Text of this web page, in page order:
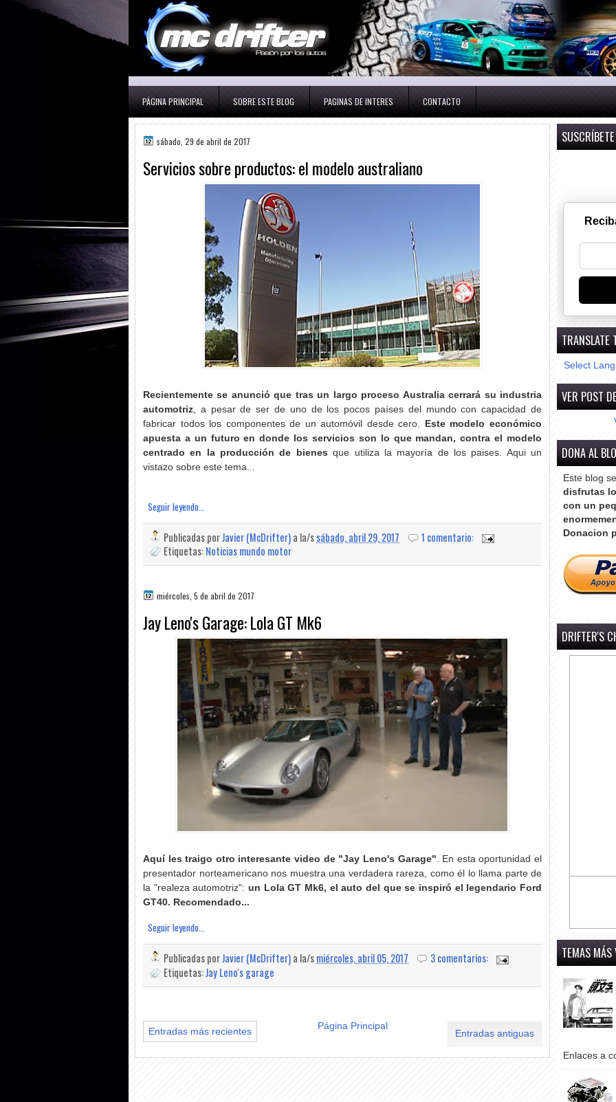
PÁGINA PRINCIPAL SOBRE ESTE BLOG PAGINAS DE INTERES CONTACTO
sábado, 29 de abril de 2017
Servicios sobre productos: el modelo australiano
Recientemente se anunció que tras un largo proceso Australia cerrará su industria
automotriz , a pesar de ser de uno de los pocos países del mundo con capacidad de
fabricar todos los componentes de un automóvil desde cero.
Este modelo económico
apuesta a un futuro en donde los servicios son lo que mandan, contra el modelo
centrado en la producción de bienes que utiliza la mayoría de los paises. Aqui un
vistazo sobre este tema...
Seguir leyendo...
Publicadas porJavier (McDrifter)a la/ssábado, abril 29, 2017
1 comentario:
Etiquetas:Noticias mundo motor
miércoles, 5 de abril de 2017
Jay Leno's Garage: Lola GT Mk6
Aquí les traigo otro interesante video de "Jay Leno's Garage" . En esta oportunidad el
presentador norteamericano nos muestra una verdadera rareza, como él lo llama parte de
la "realeza automotriz": un Lola GT Mk6, el auto del que se inspiró el legendario Ford
GT40. Recomendado...
Seguir leyendo...
Publicadas porJavier (McDrifter)a la/smiércoles, abril 05, 2017
3 comentarios:
Etiquetas:Jay Leno's garage
Entradas más recientes Entradas antiguas
Página Principal
TRANSLATE
Select
VER POST
DONA AL
Este blog
disfrutas
con un
Donacion
DRIFTER'S
TEMAS MÁS
Enlaces a